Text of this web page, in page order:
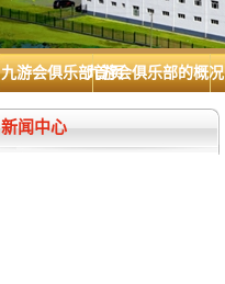
九游会俱乐部首页九游会俱乐部的概况
新闻中心